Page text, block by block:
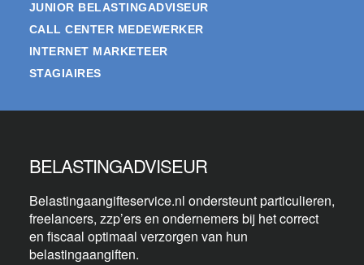
JUNIOR BELASTINGADVISEUR
CALL CENTER MEDEWERKER
INTERNET MARKETEER
STAGIAIRES
BELASTINGADVISEUR
Belastingaangifteservice.nl ondersteunt particulieren,
freelancers, zzp’ers en ondernemers bij het correct
en fiscaal optimaal verzorgen van hun
belastingaangiften.